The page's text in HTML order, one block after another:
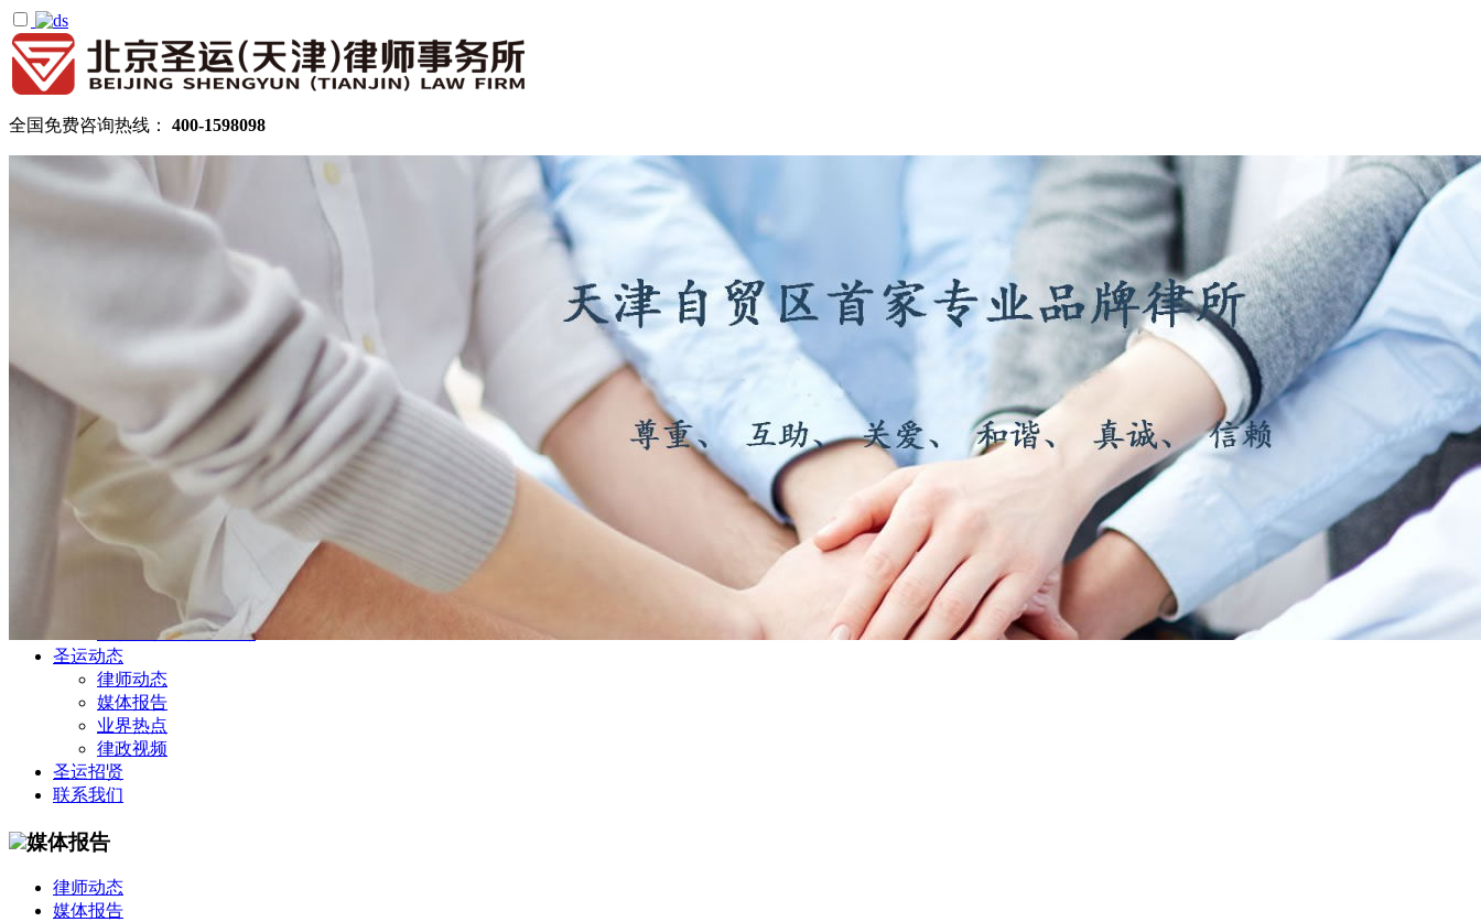
全国免费咨询热线： 400-1598098
律所公告
拆迁律师团队
民商律师团队
部门领域
公司商务部
民事纠纷部
涉外法律事务部
金融证券部
海事海商部
刑事诉讼部
知识产权法律业务部
圣运动态
律师动态
媒体报告
业界热点
律政视频
圣运招贤
联系我们
媒体报告
律师动态
媒体报告